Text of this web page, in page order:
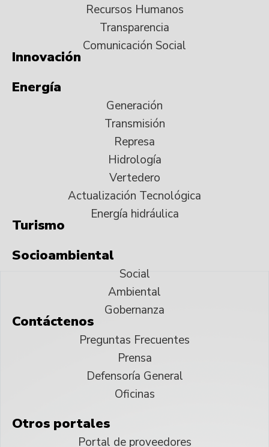
Recursos Humanos
Transparencia
Comunicación Social
Innovación
Energía
Generación
Transmisión
Represa
Hidrología
Vertedero
Actualización Tecnológica
Energía hidráulica
Turismo
Socioambiental
Social
Ambiental
Gobernanza
Contáctenos
Preguntas Frecuentes
Prensa
Defensoría General
Oficinas
Otros portales
Portal de proveedores